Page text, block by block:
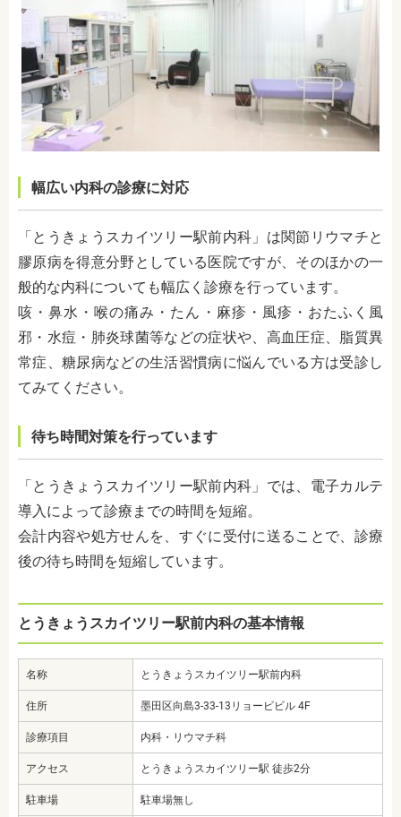
幅広い内科の診療に対応
「とうきょうスカイツリー駅前内科」は関節リウマチと
膠原病を得意分野としている医院ですが、そのほかの一
般的な内科についても幅広く診療を行っています。
咳・鼻水・喉の痛み・たん・麻疹・風疹・おたふく風
邪・水痘・肺炎球菌等などの症状や、高血圧症、脂質異
常症、糖尿病などの生活習慣病に悩んでいる方は受診し
てみてください。
待ち時間対策を行っています
「とうきょうスカイツリー駅前内科」では、電子カルテ
導入によって診療までの時間を短縮。
会計内容や処方せんを、すぐに受付に送ることで、診療
後の待ち時間を短縮しています。
とうきょうスカイツリー駅前内科の基本情報
名称 とうきょうスカイツリー駅前内科
住所 墨田区向島3-33-13リョービビル 4F
診療項目 内科・リウマチ科
アクセス とうきょうスカイツリー駅 徒歩2分
駐車場 駐車場無し